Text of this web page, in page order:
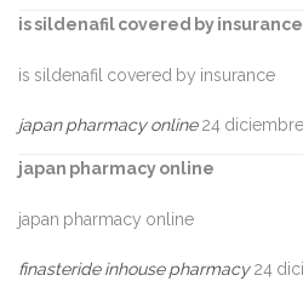
is sildenafil covered by insurance
is sildenafil covered by insurance
japan pharmacy online 24
japan pharmacy online
japan pharmacy online
finasteride inhouse pharmacy 24